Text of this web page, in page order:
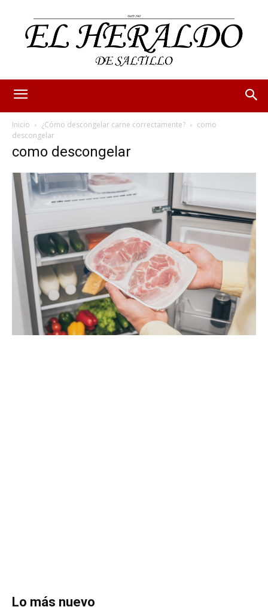
Inicio ¿Cómo descongelar carne correctamente?
como
descongelar
como descongelar
Lo más nuevo